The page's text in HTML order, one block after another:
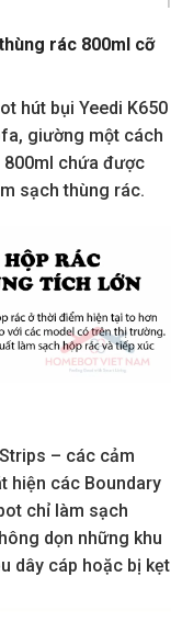
rác 800ml cỡ
hút bụi Yeedi K650
giường một cách
chứa được
sạch thùng rác.
– các cảm
hiện các Boundary
chỉ làm sạch
dọn những khu
dây cáp hoặc bị kẹt